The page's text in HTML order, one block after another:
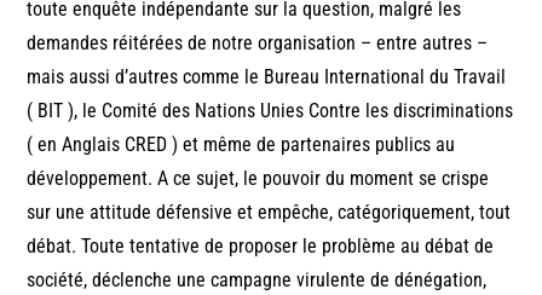
toute enquête indépendante sur la question, malgré les
demandes réitérées de notre organisation – entre autres –
mais aussi d’autres comme le Bureau International du Travail
( BIT ), le Comité des Nations Unies Contre les discriminations
( en Anglais CRED ) et même de partenaires publics au
développement. A ce sujet, le pouvoir du moment se crispe
sur une attitude défensive et empêche, catégoriquement, tout
débat. Toute tentative de proposer le problème au débat de
société, déclenche une campagne virulente de dénégation,